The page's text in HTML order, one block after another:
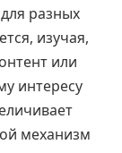
разных
изучая,
или
интересу
механизм